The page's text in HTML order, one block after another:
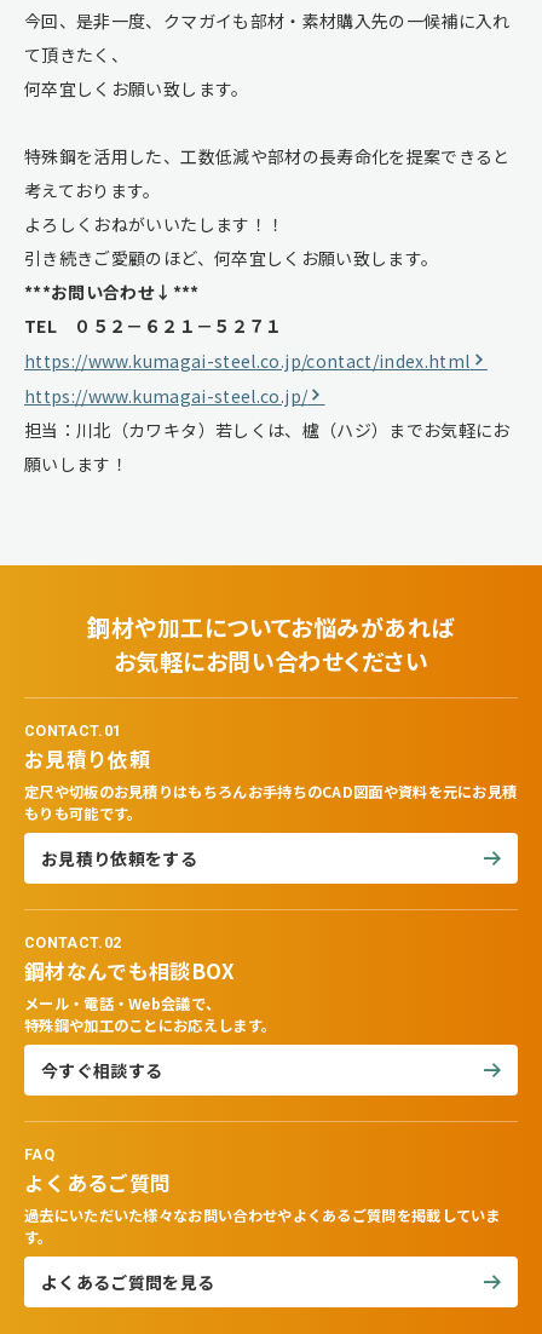
今回、是非一度、クマガイも部材・素材購入先の一候補に入れ
て頂きたく、
何卒宜しくお願い致します。
特殊鋼を活用した、工数低減や部材の長寿命化を提案できると
考えております。
よろしくおねがいいたします！！
引き続きご愛顧のほど、何卒宜しくお願い致します。
***お問い合わせ↓***
TEL ０５２－６２１－５２７１
https://www.kumagai-steel.co.jp/contact/index.html
https://www.kumagai-steel.co.jp/
担当：川北（カワキタ）若しくは、櫨（ハジ）までお気軽にお
願いします！
鋼材や加工についてお悩みがあれば
お気軽にお問い合わせください
CONTACT.01
お見積り依頼
定尺や切板のお見積りはもちろんお手持ちのCAD図面や資料を元にお見積
もりも可能です。
お見積り依頼をする
CONTACT.02
鋼材なんでも相談BOX
メール・電話・Web会議で、
特殊鋼や加工のことにお応えします。
今すぐ相談する
FAQ
よくあるご質問
過去にいただいた様々なお問い合わせやよくあるご質問を掲載していま
す。
よくあるご質問を見る